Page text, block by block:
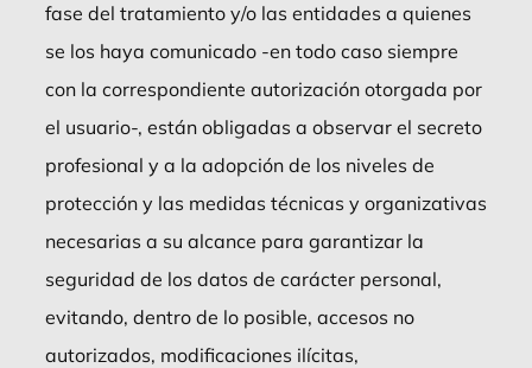
fase del tratamiento y/o las entidades a quienes
se los haya comunicado -en todo caso siempre
con la correspondiente autorización otorgada por
el usuario-, están obligadas a observar el secreto
profesional y a la adopción de los niveles de
protección y las medidas técnicas y organizativas
necesarias a su alcance para garantizar la
seguridad de los datos de carácter personal,
evitando, dentro de lo posible, accesos no
autorizados, modificaciones ilícitas,